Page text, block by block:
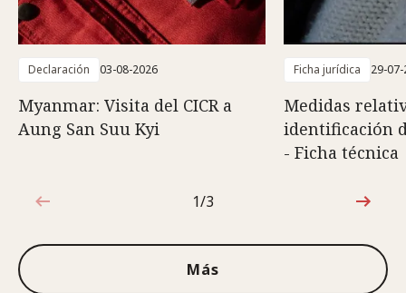
Declaración 03-08-2026
Myanmar: Visita del CICR a
Aung San Suu Kyi
Ficha jurídica 29-
Medidas
identificación
- Ficha técnica
1de3
1/3
Más